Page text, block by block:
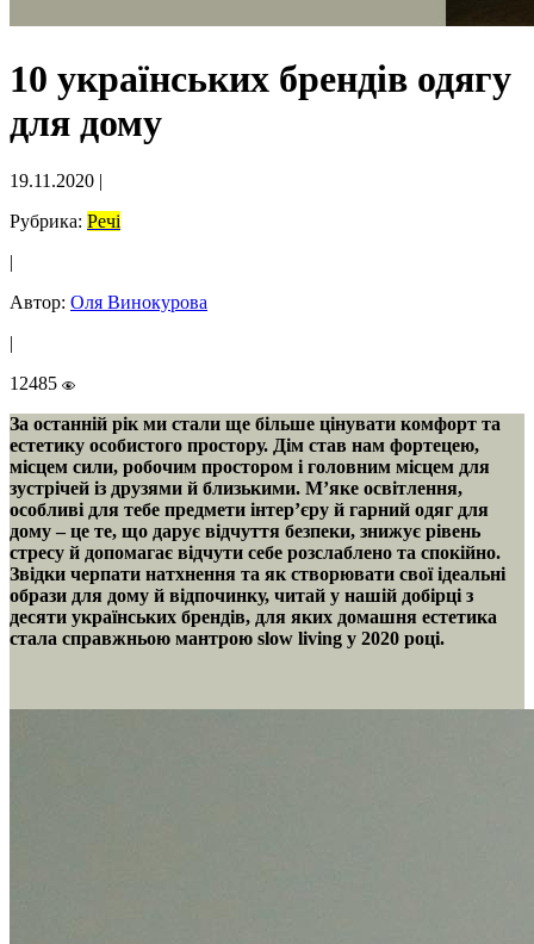
10 українських брендів одягу
для дому
19.11.2020 |
Рубрика: Речі
|
Автор: Оля Винокурова
|
12485
За останній рік ми стали ще більше цінувати комфорт та
естетику особистого простору. Дім став нам фортецею,
місцем сили, робочим простором і головним місцем для
зустрічей із друзями й близькими. М’яке освітлення,
особливі для тебе предмети інтер’єру й гарний одяг для
дому – це те, що дарує відчуття безпеки, знижує рівень
стресу й допомагає відчути себе розслаблено та спокійно.
Звідки черпати натхнення та як створювати свої ідеальні
образи для дому й відпочинку, читай у нашій добірці з
десяти українських брендів, для яких домашня естетика
стала справжньою мантрою slow living у 2020 році.